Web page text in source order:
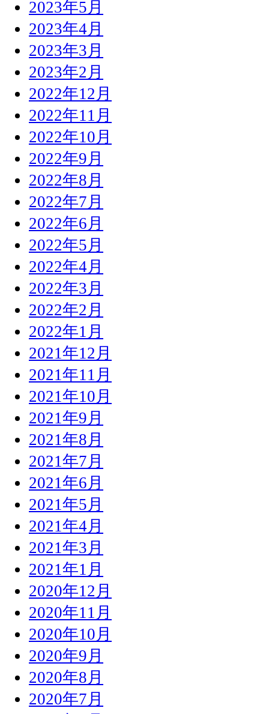
2023年5月
2023年4月
2023年3月
2023年2月
2022年12月
2022年11月
2022年10月
2022年9月
2022年8月
2022年7月
2022年6月
2022年5月
2022年4月
2022年3月
2022年2月
2022年1月
2021年12月
2021年11月
2021年10月
2021年9月
2021年8月
2021年7月
2021年6月
2021年5月
2021年4月
2021年3月
2021年1月
2020年12月
2020年11月
2020年10月
2020年9月
2020年8月
2020年7月